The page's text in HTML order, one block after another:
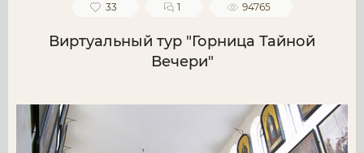
33 1 94765
Виртуальный тур "Горница Тайной
Вечери"